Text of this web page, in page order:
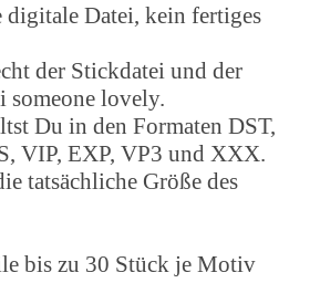
digitale Datei, kein fertiges
der Stickdatei und der
lovely.
Du in den Formaten DST,
VIP, EXP, VP3 und XXX.
tatsächliche Größe des
bis zu 30 Stück je Motiv